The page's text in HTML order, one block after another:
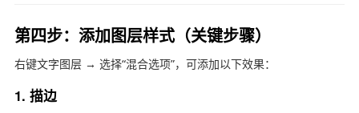
第四步：添加图层样式（关键步骤）
右键文字图层 → 选择“混合选项”，可添加以下效果：
1. 描边